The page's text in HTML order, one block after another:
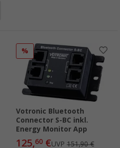
%
Votronic Bluetooth
Connector S-BC inkl.
Energy Monitor App
125,60 €UVP 151,90 €